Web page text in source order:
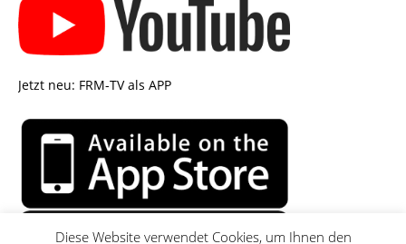
Jetzt neu: FRM-TV als APP
Diese Website verwendet Cookies, um Ihnen den